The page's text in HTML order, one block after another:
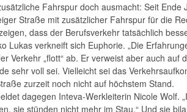
Fahrspur doch ausmacht: Seit Ende
Straße mit zusätzlicher Fahrspur für die
dass der Berufsverkehr tatsächlich
Lukas verkneift sich Euphorie. „Die
Verkehr „flott“ ab. Er verweist aber auch auf
sehr voll sei. Vielleicht sei das
zurzeit noch nicht auf höchstem Stand.
dagegen Inteva-Werkleiterin Nicole Wolf.
sie stünden nicht mehr im Stau.“ Und sie